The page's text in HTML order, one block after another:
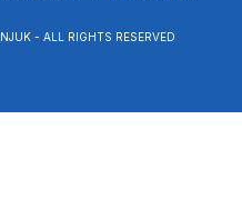
- ALL RIGHTS RESERVED